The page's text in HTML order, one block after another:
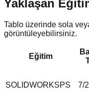
Yaklaşan
Tablo üzerinde sola
görüntüleyebilirsiniz.
Eğitim
SOLIDWORKSPS 7/